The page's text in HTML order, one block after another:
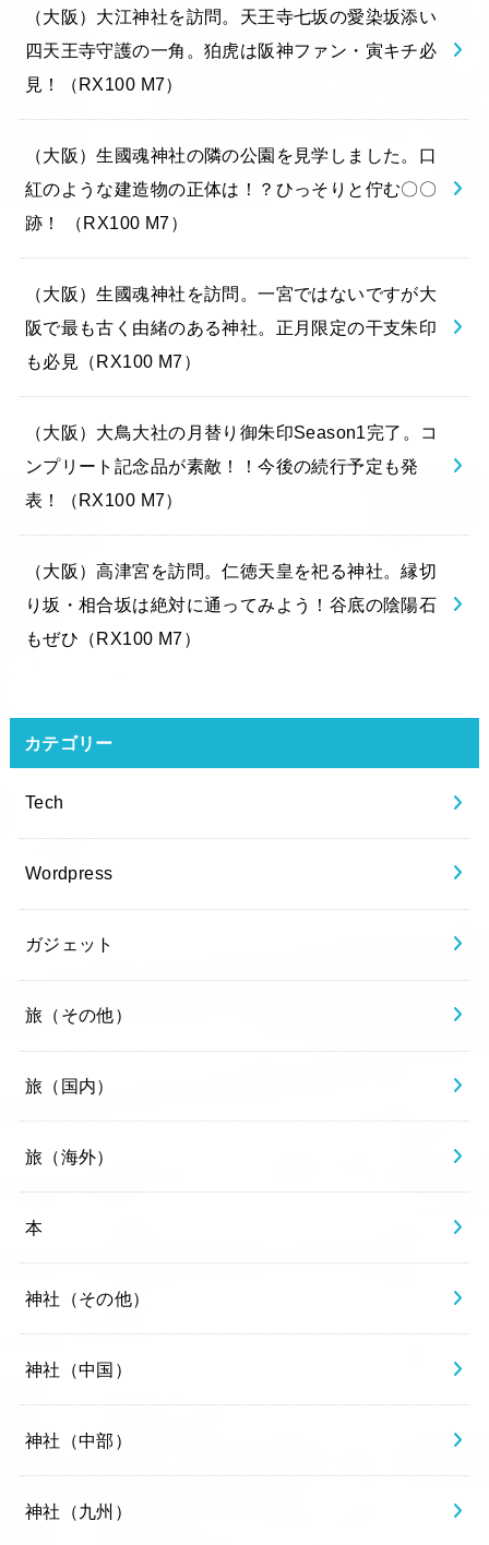
（大阪）大江神社を訪問。天王寺七坂の愛染坂添い
四天王寺守護の一角。狛虎は阪神ファン・寅キチ必
見！（RX100 M7）
（大阪）生國魂神社の隣の公園を見学しました。口
紅のような建造物の正体は！？ひっそりと佇む〇〇
跡！ （RX100 M7）
（大阪）生國魂神社を訪問。一宮ではないですが大
阪で最も古く由緒のある神社。正月限定の干支朱印
も必見（RX100 M7）
（大阪）大鳥大社の月替り御朱印Season1完了。コ
ンプリート記念品が素敵！！今後の続行予定も発
表！（RX100 M7）
（大阪）高津宮を訪問。仁徳天皇を祀る神社。縁切
り坂・相合坂は絶対に通ってみよう！谷底の陰陽石
もぜひ（RX100 M7）
カテゴリー
Tech
Wordpress
ガジェット
旅（その他）
旅（国内）
旅（海外）
本
神社（その他）
神社（中国）
神社（中部）
神社（九州）